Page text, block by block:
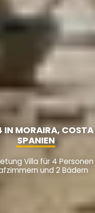
IN MORAIRA,
SPANIEN
Villa für 4
und 2 Bädern